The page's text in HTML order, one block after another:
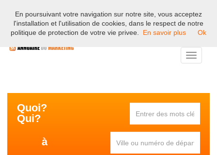
Bienvenue sur l'annuaire professionnel du marketing et de la
communication en France.
Toggle
Quoi?
Qui?
à
En poursuivant votre navigation sur notre site, vous acceptez
l'installation et l'utilisation de cookies, dans le respect de notre
politique de protection de votre vie privee.
En savoir plus Ok